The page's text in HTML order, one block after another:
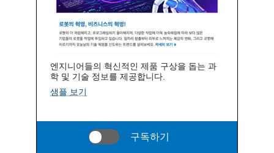
엔지니어들의 혁신적인 제품 구상을 돕는 과
학 및 기술 정보를 제공합니다.
샘플 보기
구독하기